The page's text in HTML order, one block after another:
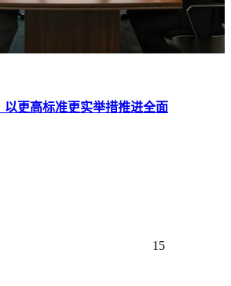
以更高标准更实举措推进全面
15